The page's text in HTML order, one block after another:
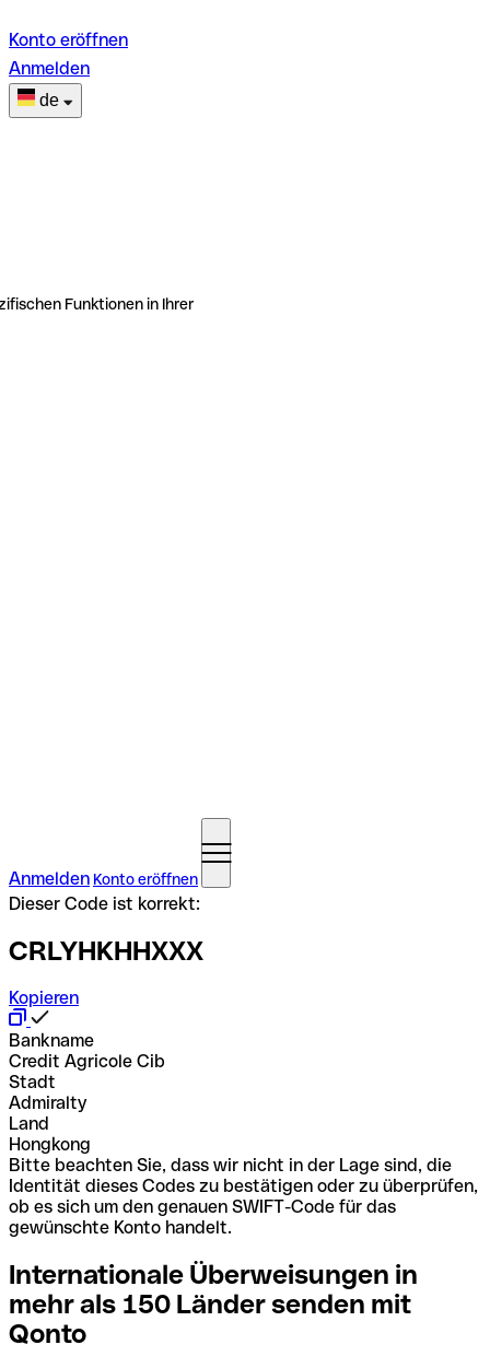
Konto eröffnen
Anmelden
de
Funktionen in Ihrer
Anmelden Konto eröffnen
Dieser Code ist korrekt:
CRLYHKHHXXX
Kopieren
Bankname
Credit Agricole Cib
Stadt
Admiralty
Land
Hongkong
Bitte beachten Sie, dass wir nicht in der Lage sind, die
Identität dieses Codes zu bestätigen oder zu überprüfen,
ob es sich um den genauen SWIFT-Code für das
gewünschte Konto handelt.
Internationale Überweisungen in
mehr als 150 Länder senden mit
Qonto